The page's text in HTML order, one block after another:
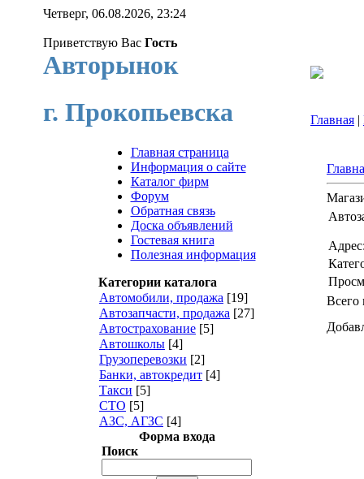
Четверг, 06.08.2026, 23:24
Приветствую Вас Гость
Авторынок
г. Прокопьевска
Главная |
Главная страница
Информация о сайте
Каталог фирм
Форум
Обратная связь
Доска объявлений
Гостевая книга
Полезная информация
Категории каталога
Автомобили, продажа [19]
Автозапчасти, продажа [27]
Автострахование [5]
Автошколы [4]
Грузоперевозки [2]
Банки, автокредит [4]
Такси [5]
СТО [5]
АЗС, АГЗС [4]
Форма входа
Поиск
Всего